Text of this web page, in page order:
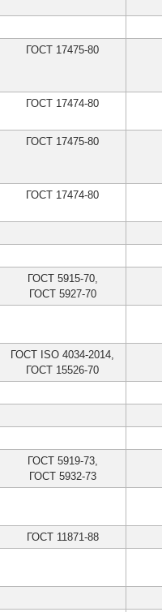
ГОСТ 17475-80
ГОСТ 17474-80
ГОСТ 17475-80
ГОСТ 17474-80
ГОСТ 5915-70,
ГОСТ 5927-70
ГОСТ ISO 4034-2014,
ГОСТ 15526-70
ГОСТ 5919-73,
ГОСТ 5932-73
ГОСТ 11871-88